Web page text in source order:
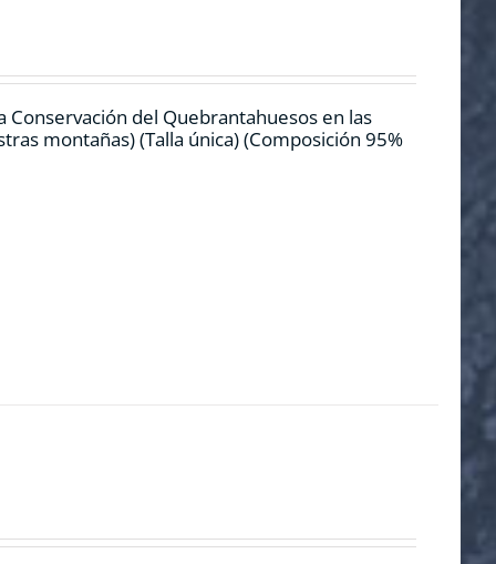
del Quebrantahuesos en las
montañas) (Talla única) (Composición 95%